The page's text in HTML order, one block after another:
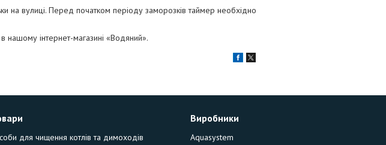
на вулиці. Перед початком періоду заморозків таймер необхідно
нашому інтернет-магазині «Водяний».
для чищення котлів та димоходів
Виробники
Aquasystem